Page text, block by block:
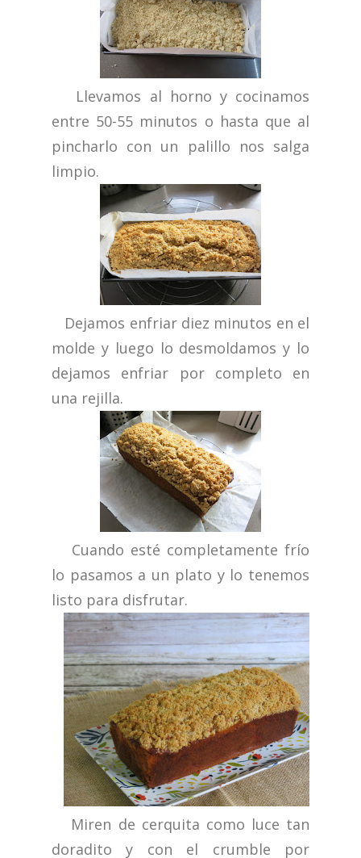
Llevamos al horno y cocinamos
entre 50-55 minutos o hasta que al
pincharlo con un palillo nos salga
limpio.
Dejamos enfriar diez minutos en el
molde y luego lo desmoldamos y lo
dejamos enfriar por completo en
una rejilla.
Cuando esté completamente frío
lo pasamos a un plato y lo tenemos
listo para disfrutar.
Miren de cerquita como luce tan
doradito y con el crumble por